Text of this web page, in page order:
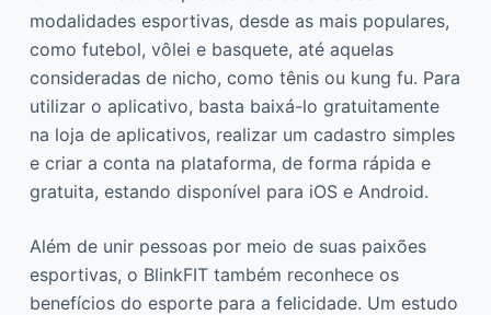
modalidades esportivas, desde as mais populares,
como futebol, vôlei e basquete, até aquelas
consideradas de nicho, como tênis ou kung fu. Para
utilizar o aplicativo, basta baixá-lo gratuitamente
na loja de aplicativos, realizar um cadastro simples
e criar a conta na plataforma, de forma rápida e
gratuita, estando disponível para iOS e Android.
Além de unir pessoas por meio de suas paixões
esportivas, o BlinkFIT também reconhece os
benefícios do esporte para a felicidade. Um estudo